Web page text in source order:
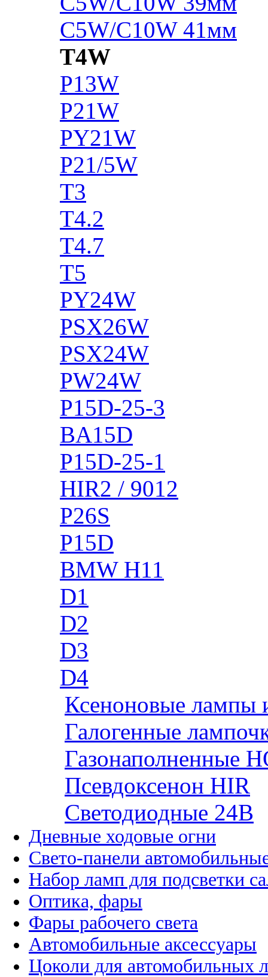
C5W/C10W 41мм
T4W
P13W
P21W
PY21W
P21/5W
T3
T4.2
T4.7
T5
PY24W
PSX26W
PSX24W
PW24W
P15D-25-3
BA15D
P15D-25-1
HIR2 / 9012
P26S
P15D
BMW H11
D1
D2
D3
D4
Ксеноновые лампы
Галогенные
Газонаполненные
Псевдоксенон HIR
Cветодиодные 24B
Дневные ходовые огни
Свето-панели
Набор ламп для подсветки
Оптика, фары
Фары рабочего света
Автомобильные аксессуары
Цоколи для автомобильных